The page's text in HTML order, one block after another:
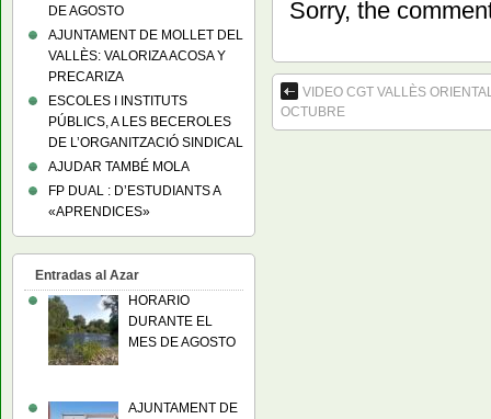
Sorry, the
VIDEO CGT VALLÈS
OCTUBRE
DE AGOSTO
AJUNTAMENT DE MOLLET DEL
VALLÈS: VALORIZA ACOSA Y
PRECARIZA
ESCOLES I INSTITUTS
PÚBLICS, A LES BECEROLES
DE L’ORGANITZACIÓ SINDICAL
AJUDAR TAMBÉ MOLA
FP DUAL : D’ESTUDIANTS A
«APRENDICES»
Entradas al Azar
HORARIO
DURANTE EL
MES DE AGOSTO
AJUNTAMENT DE